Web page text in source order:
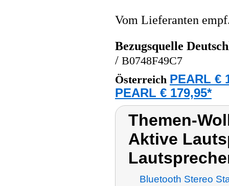
Vom Lieferanten
Bezugsquelle
/ B0748F49C7
Österreich PEARL €
PEARL € 179,95*
Themen-
Aktive
Bluetooth Stereo